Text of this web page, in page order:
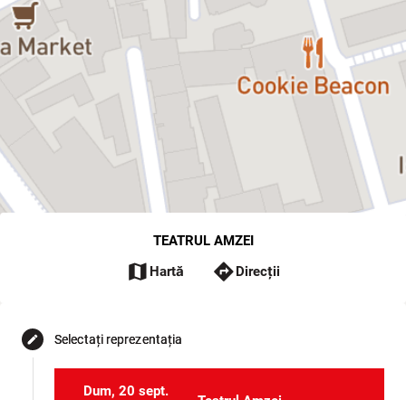
TEATRUL AMZEI
map Hartă directionsDirecții
edit Selectați reprezentația
Dum, 20 sept.